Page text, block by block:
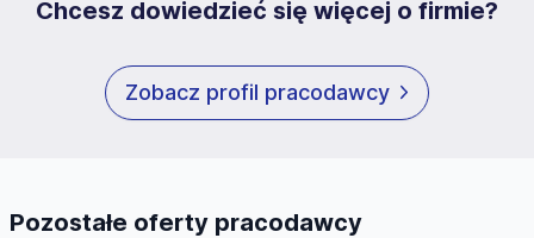
Chcesz dowiedzieć się więcej o firmie?
Zobacz profil pracodawcy
Pozostałe oferty pracodawcy